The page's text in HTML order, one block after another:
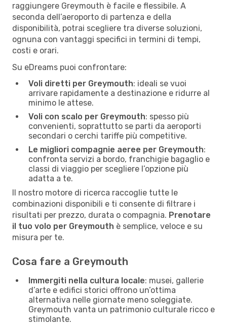
raggiungere Greymouth è facile e flessibile. A
seconda dell’aeroporto di partenza e della
disponibilità, potrai scegliere tra diverse soluzioni,
ognuna con vantaggi specifici in termini di tempi,
costi e orari.
Su eDreams puoi confrontare:
Voli diretti per Greymouth: ideali se vuoi
arrivare rapidamente a destinazione e ridurre al
minimo le attese.
Voli con scalo per Greymouth: spesso più
convenienti, soprattutto se parti da aeroporti
secondari o cerchi tariffe più competitive.
Le migliori compagnie aeree per Greymouth:
confronta servizi a bordo, franchigie bagaglio e
classi di viaggio per scegliere l’opzione più
adatta a te.
Il nostro motore di ricerca raccoglie tutte le
combinazioni disponibili e ti consente di filtrare i
risultati per prezzo, durata o compagnia. Prenotare
il tuo volo per Greymouth è semplice, veloce e su
misura per te.
Cosa fare a Greymouth
Immergiti nella cultura locale: musei, gallerie
d’arte e edifici storici offrono un’ottima
alternativa nelle giornate meno soleggiate.
Greymouth vanta un patrimonio culturale ricco e
stimolante.